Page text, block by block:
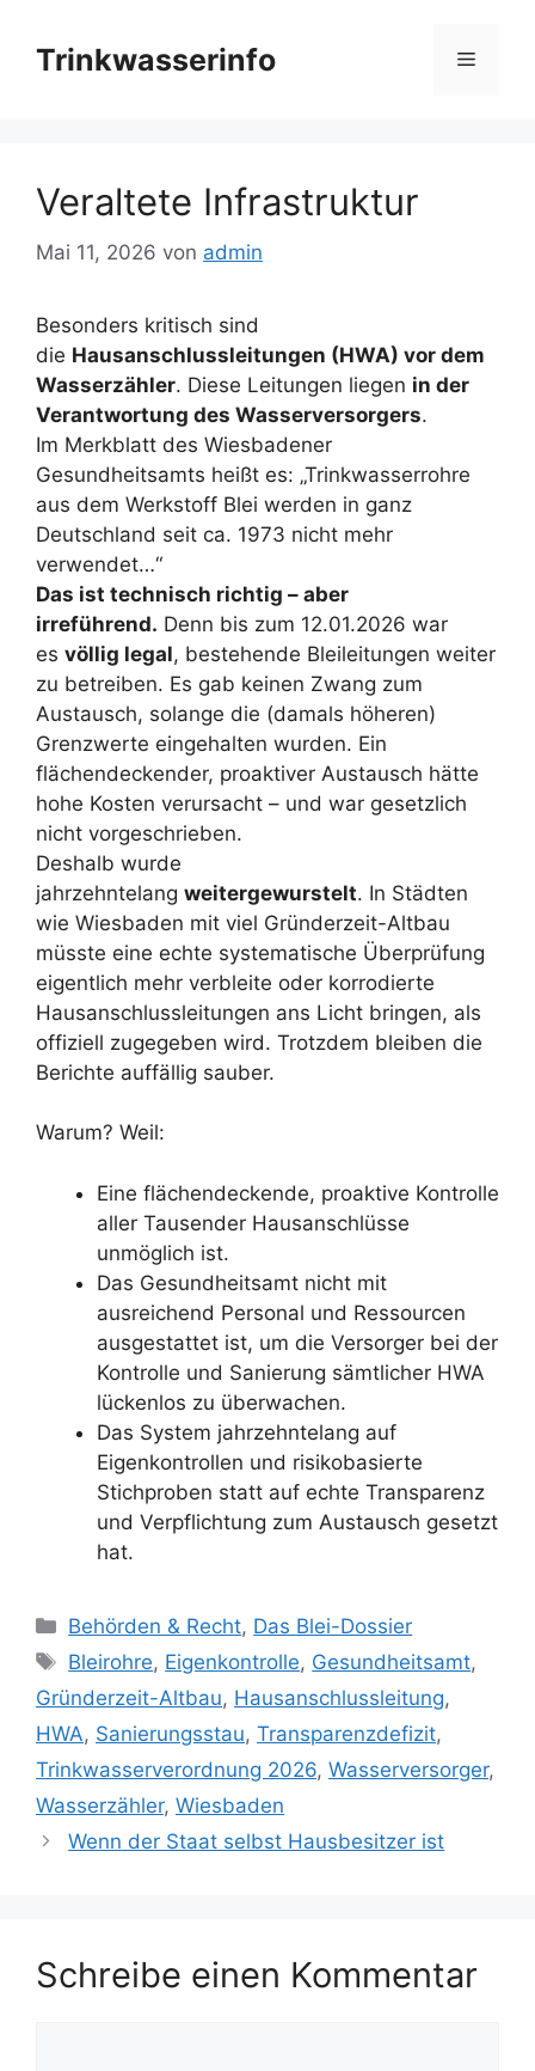
Inhalt
springen
Trinkwasserinfo Menü
Veraltete Infrastruktur
Mai 11, 2026 von admin
Besonders kritisch sind
die Hausanschlussleitungen (HWA) vor dem
Wasserzähler. Diese Leitungen liegen in der
Verantwortung des Wasserversorgers.
Im Merkblatt des Wiesbadener
Gesundheitsamts heißt es: „Trinkwasserrohre
aus dem Werkstoff Blei werden in ganz
Deutschland seit ca. 1973 nicht mehr
verwendet…“
Das ist technisch richtig – aber
irreführend. Denn bis zum 12.01.2026 war
es völlig legal, bestehende Bleileitungen weiter
zu betreiben. Es gab keinen Zwang zum
Austausch, solange die (damals höheren)
Grenzwerte eingehalten wurden. Ein
flächendeckender, proaktiver Austausch hätte
hohe Kosten verursacht – und war gesetzlich
nicht vorgeschrieben.
Deshalb wurde
jahrzehntelang weitergewurstelt. In Städten
wie Wiesbaden mit viel Gründerzeit-Altbau
müsste eine echte systematische Überprüfung
eigentlich mehr verbleite oder korrodierte
Hausanschlussleitungen ans Licht bringen, als
offiziell zugegeben wird. Trotzdem bleiben die
Berichte auffällig sauber.
Warum? Weil:
Eine flächendeckende, proaktive Kontrolle
aller Tausender Hausanschlüsse
unmöglich ist.
Das Gesundheitsamt nicht mit
ausreichend Personal und Ressourcen
ausgestattet ist, um die Versorger bei der
Kontrolle und Sanierung sämtlicher HWA
lückenlos zu überwachen.
Das System jahrzehntelang auf
Eigenkontrollen und risikobasierte
Stichproben statt auf echte Transparenz
und Verpflichtung zum Austausch gesetzt
hat.
Kategorien
Behörden & Recht, Das Blei-Dossier
Schlagwörter
Bleirohre, Eigenkontrolle, Gesundheitsamt,
Gründerzeit-Altbau, Hausanschlussleitung,
HWA, Sanierungsstau, Transparenzdefizit,
Trinkwasserverordnung 2026, Wasserversorger,
Wasserzähler, Wiesbaden
Wenn der Staat selbst Hausbesitzer ist
Schreibe einen Kommentar